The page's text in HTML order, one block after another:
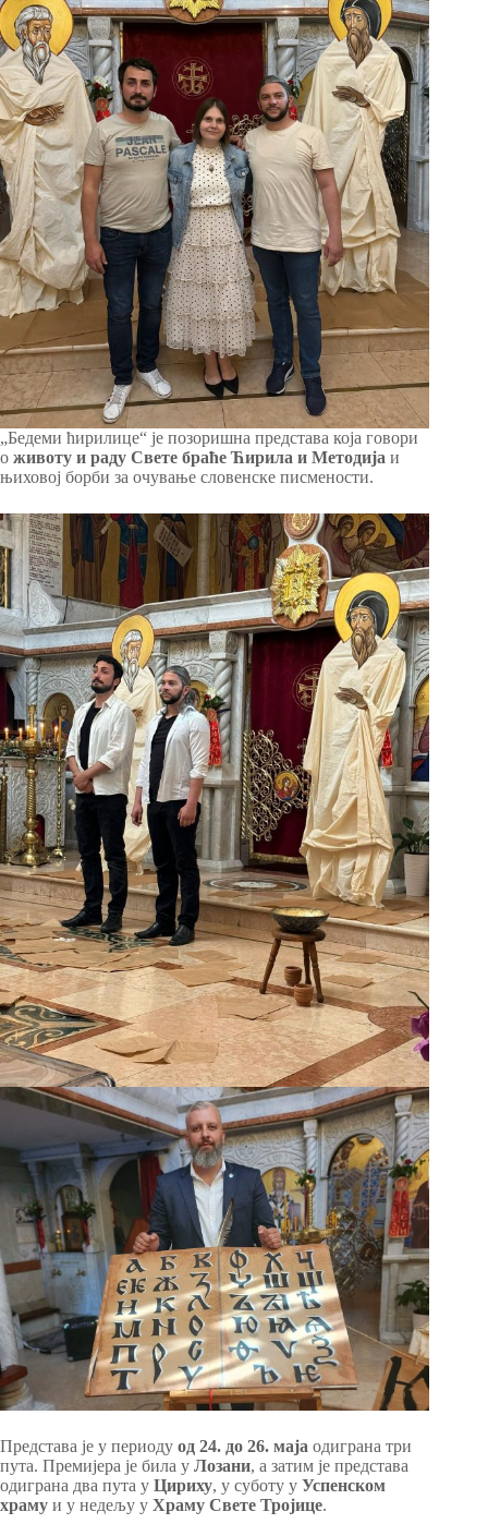
„Бедеми ћирилице“ је позоришна представа која говори
о животу и раду Свете браће Ћирила и Методија и
њиховој борби за очување словенске писмености.
Представа је у периоду од 24. до 26. маја одиграна три
пута. Премијера је била у Лозани, а затим је представа
одиграна два пута у Цириху, у суботу у Успенском
храму и у недељу у Храму Свете Тројице.